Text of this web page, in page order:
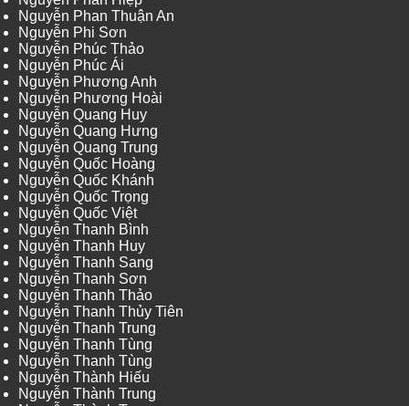
Nguyễn Phan Thuận An
Nguyễn Phi Sơn
Nguyễn Phúc Thảo
Nguyễn Phúc Ái
Nguyễn Phương Anh
Nguyễn Phương Hoài
Nguyễn Quang Huy
Nguyễn Quang Hưng
Nguyễn Quang Trung
Nguyễn Quốc Hoàng
Nguyễn Quốc Khánh
Nguyễn Quốc Trọng
Nguyễn Quốc Việt
Nguyễn Thanh Bình
Nguyễn Thanh Huy
Nguyễn Thanh Sang
Nguyễn Thanh Sơn
Nguyễn Thanh Thảo
Nguyễn Thanh Thủy Tiên
Nguyễn Thanh Trung
Nguyễn Thanh Tùng
Nguyễn Thanh Tùng
Nguyễn Thành Hiếu
Nguyễn Thành Trung